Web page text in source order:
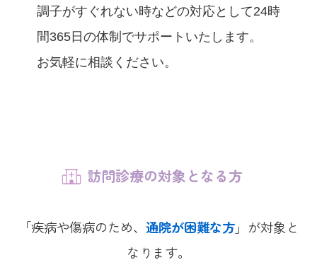
調子がすぐれない時などの対応として24時
間365日の体制でサポートいたします。
お気軽に相談ください。
訪問診療の対象となる方
「疾病や傷病のため、 通院が困難な方」が対象と
なります。